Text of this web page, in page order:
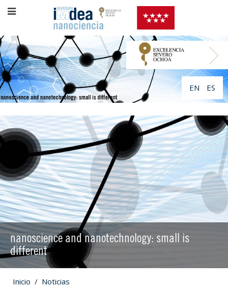
EN ES
nanoscience and nanotechnology: small is
different
Inicio Noticias